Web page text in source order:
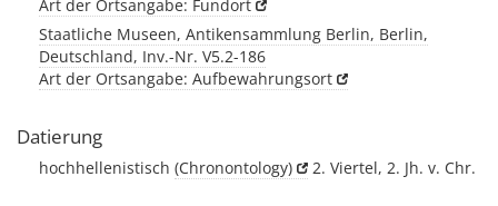
Art der Ortsangabe: Fundort
Staatliche Museen, Antikensammlung Berlin, Berlin,
Deutschland, Inv.-Nr. V5.2-186
Art der Ortsangabe: Aufbewahrungsort
Datierung
hochhellenistisch (Chronontology) 2. Viertel, 2. Jh. v. Chr.